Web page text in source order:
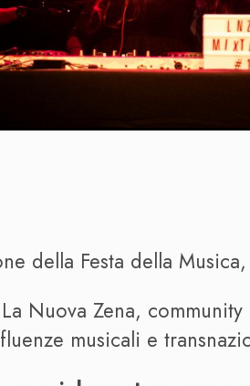
della Festa della
Nuova Zena,
musicali e